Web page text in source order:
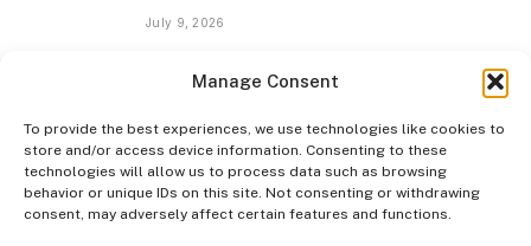
Manage Consent
To provide the best experiences, we use technologies like cookies to
store and/or access device information. Consenting to these
technologies will allow us to process data such as browsing
behavior or unique IDs on this site. Not consenting or withdrawing
consent, may adversely affect certain features and functions.
July 9, 2026
No Surrender Podcast by Debify: Cómo
construir una audiencia propia en la era
de la IA | Mar Manrique
July 8, 2026